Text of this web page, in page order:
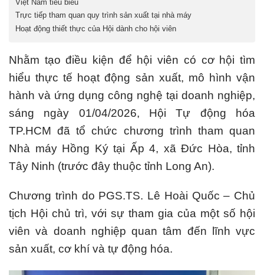
Việt Nam tiêu biểu
Trực tiếp tham quan quy trình sản xuất tại nhà máy
Hoạt động thiết thực của Hội dành cho hội viên
Nhằm tạo điều kiện để hội viên có cơ hội tìm
hiểu thực tế hoạt động sản xuất, mô hình vận
hành và ứng dụng công nghệ tại doanh nghiệp,
sáng ngày 01/04/2026, Hội Tự động hóa
TP.HCM đã tổ chức chương trình tham quan
Nhà máy Hồng Ký tại Ấp 4, xã Đức Hòa, tỉnh
Tây Ninh (trước đây thuộc tỉnh Long An).
Chương trình do PGS.TS. Lê Hoài Quốc – Chủ
tịch Hội chủ trì, với sự tham gia của một số hội
viên và doanh nghiệp quan tâm đến lĩnh vực
sản xuất, cơ khí và tự động hóa.